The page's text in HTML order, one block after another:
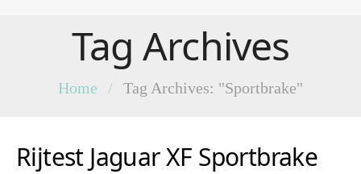
Tag Archives
Home / Tag Archives: "Sportbrake"
Rijtest Jaguar XF Sportbrake